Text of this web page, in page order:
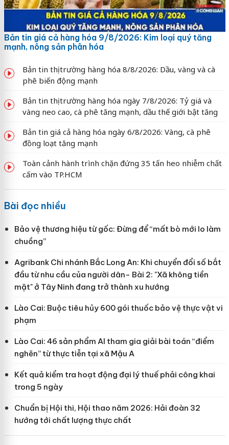
Bản tin giá cả hàng hóa 9/8/2026: Kim loại quý tăng
mạnh, nông sản phân hóa
Bản tin thị trường hàng hóa 8/8/2026: Dầu, vàng và cà
phê biến động mạnh
Bản tin thị trường hàng hóa ngày 7/8/2026: Tỷ giá và
vàng neo cao, cà phê tăng mạnh, dầu thế giới bật tăng
Bản tin giá cả hàng hóa ngày 6/8/2026: Vàng, cà phê
đồng loạt tăng mạnh
Toàn cảnh hành trình chặn đứng 35 tấn heo nhiễm chất
cấm vào TP.HCM
Bài đọc nhiều
Bảo vệ thương hiệu từ gốc: Đừng để “mất bò mới lo làm
chuồng”
Agribank Chi nhánh Bắc Long An: Khi chuyển đổi số bắt
đầu từ nhu cầu của người dân- Bài 2: "Xã không tiền
mặt" ở Tây Ninh đang trở thành xu hướng
Lào Cai: Buộc tiêu hủy 600 gói thuốc bảo vệ thực vật vi
phạm
Lào Cai: 46 sản phẩm AI tham gia giải bài toán “điểm
nghẽn” từ thực tiễn tại xã Mậu A
Kết quả kiểm tra hoạt động đại lý thuế phải công khai
trong 5 ngày
Chuẩn bị Hội thi, Hội thao năm 2026: Hải đoàn 32
hướng tới chất lượng thực chất